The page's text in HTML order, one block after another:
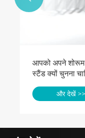
आपको अपने शोरूम
स्टैंड क्यों चुनना
और देखें >>